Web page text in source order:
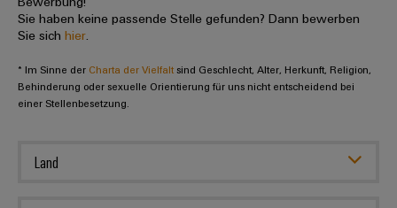
zuverlässig,
skalierbar
Energiespeicher
Lösungen
und
Industrial
5G
Single
-
komponenten
Anschlussleitungen,
Patchkabel
digitale
Planung
easyConnect
-
Ihre
unsere
Partner
Vertrieb
Nachhaltigkeit
Academy
People
Werkstudententätigkeiten
Praktika
Abschlussarbeiten
Sie haben keine passende Stelle gefunden? Dann bewerben
Sie sichhier
* Im Sinne der Charta der Vielfalt sind Geschlecht, Alter, Herkunft, Religion,
Behinderung oder sexuelle Orientierung für uns nicht entscheidend bei
einer Stellenbesetzung.
Land